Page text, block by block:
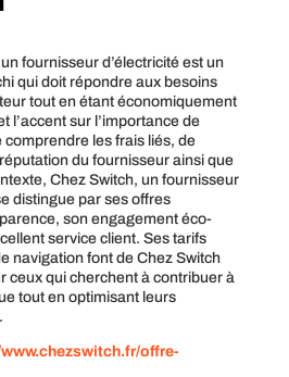
fournisseur d’électricité est un
qui doit répondre aux besoins
tout en étant économiquement
l’accent sur l’importance de
les frais liés, de
du fournisseur ainsi que
Chez Switch, un fournisseur
distingue par ses offres
son engagement éco-
service client. Ses tarifs
navigation font de Chez Switch
ceux qui cherchent à contribuer à
tout en optimisant leurs
offre-